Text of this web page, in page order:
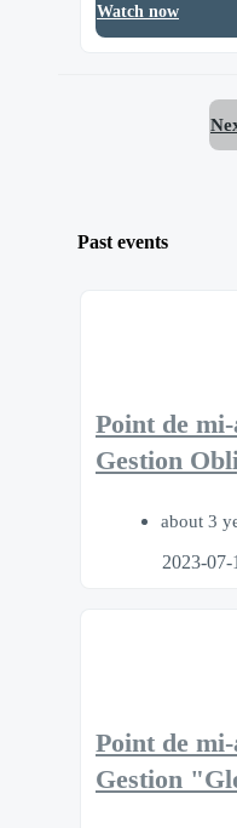
Watch now
Past events
Point de
Gestion
about 3
2023-07-
Point de
Gestion